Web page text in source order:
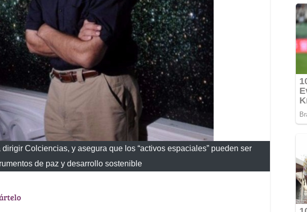
Colciencias, y asegura que los “activos espaciales” pueden ser
de paz y desarrollo sostenible